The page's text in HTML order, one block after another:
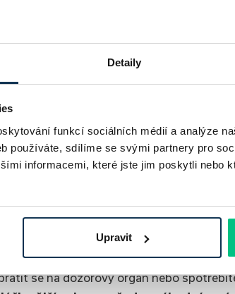
Detaily
funkcí sociálních médií a analýze
používáte, sdílíme se svými partnery pro
informacemi, které jste jim poskytli nebo
Upravit
úvěrování
pokut a úroků z prodlení. Dlužník
téměř nedotčena. Takový stav vede k
nabídek více poskytovatelů a
ověřit, zda je věřitel registrován uČeské
se na dozorový orgán nebo